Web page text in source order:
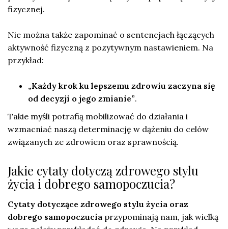
fizycznej.
Nie można także zapominać o sentencjach łączących
aktywność fizyczną z pozytywnym nastawieniem. Na
przykład:
„Każdy krok ku lepszemu zdrowiu zaczyna się
od decyzji o jego zmianie”.
Takie myśli potrafią mobilizować do działania i
wzmacniać naszą determinację w dążeniu do celów
związanych ze zdrowiem oraz sprawnością.
Jakie cytaty dotyczą zdrowego stylu
życia i dobrego samopoczucia?
Cytaty dotyczące zdrowego stylu życia oraz
dobrego samopoczucia przypominają nam, jak wielką